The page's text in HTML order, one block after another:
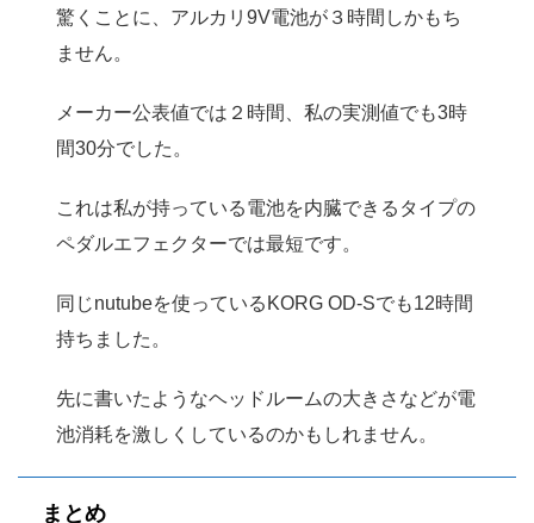
驚くことに、アルカリ9V電池が３時間しかもち
ません。
メーカー公表値では２時間、私の実測値でも3時
間30分でした。
これは私が持っている電池を内臓できるタイプの
ペダルエフェクターでは最短です。
同じnutubeを使っているKORG OD-Sでも12時間
持ちました。
先に書いたようなヘッドルームの大きさなどが電
池消耗を激しくしているのかもしれません。
まとめ